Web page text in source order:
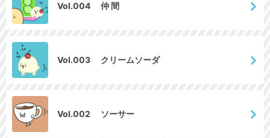
Vol.004 仲 間
Vol.003 クリームソーダ
Vol.002 ソーサー